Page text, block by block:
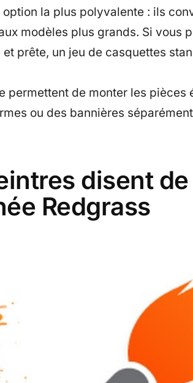
la plus polyvalente : ils
modèles plus grands. Si vous
prête, un jeu de casquettes
permettent de monter les
ou des bannières
disent
Redgrass